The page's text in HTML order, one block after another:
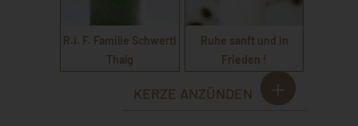
R.i. F. Familie Schwertl
Thalg
Ruhe sanft und in
Frieden !
KERZE ANZÜNDEN